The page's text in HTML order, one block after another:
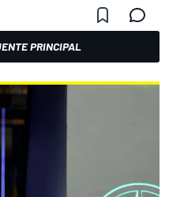
PRINCIPAL